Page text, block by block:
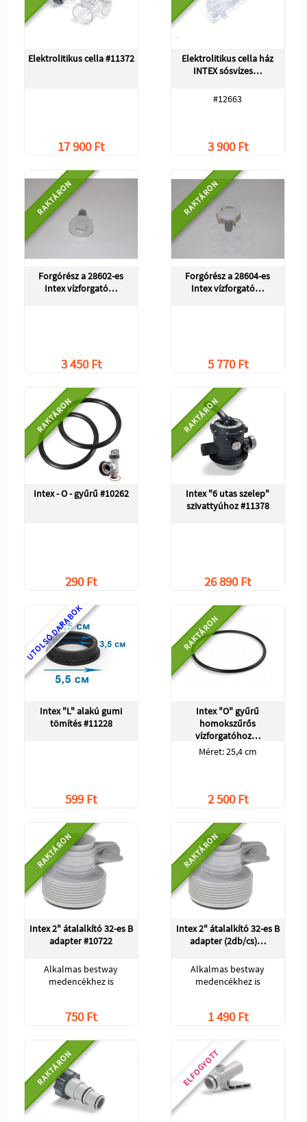
Elektrolitikus cella #11372
17 900 Ft
Elektrolitikus cella ház
INTEX sósvízes…
#12663
3 900 Ft
RAKTÁRON
Forgórész a 28602-es
Intex vízforgató…
3 450 Ft
RAKTÁRON
Forgórész a 28604-es
Intex vízforgató…
5 770 Ft
RAKTÁRON
Intex - O - gyűrű #10262
290 Ft
RAKTÁRON
Intex "6 utas szelep"
szivattyúhoz #11378
26 890 Ft
UTOLSÓ DARABOK
Intex "L" alakú gumi
tömítés #11228
599 Ft
RAKTÁRON
Intex "O" gyűrű
homokszűrős
vízforgatóhoz…
Méret: 25,4 cm
2 500 Ft
RAKTÁRON
Intex 2" átalalkító 32-es B
adapter #10722
Alkalmas bestway
medencékhez is
750 Ft
RAKTÁRON
Intex 2" átalalkító 32-es B
adapter (2db/cs)…
Alkalmas bestway
medencékhez is
1 490 Ft
RAKTÁRON ELFOGYOTT